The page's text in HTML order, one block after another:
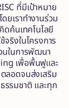
ที่มีเป้าหมาย
ยเราทำงานร่วม
ดค้นเทคโนโลยี
ริงในโครงการ
นในการพัฒนา
เพื่อพื้นฟูและ
ลอดจนส่งเสริม
รมชาติ และทุก